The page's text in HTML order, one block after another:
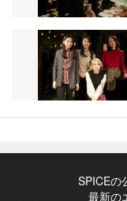
SPICEの
最新の